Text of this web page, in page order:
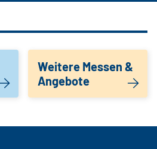
Weitere Messen &
Angebote